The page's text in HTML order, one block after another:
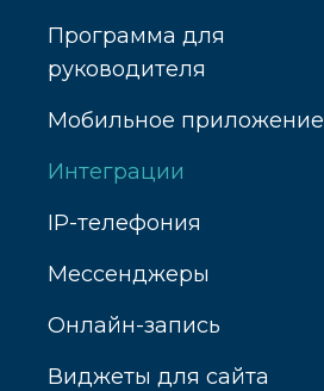
Программа для
руководителя
Мобильное приложение
Интеграции
IP-телефония
Мессенджеры
Онлайн-запись
Виджеты для сайта